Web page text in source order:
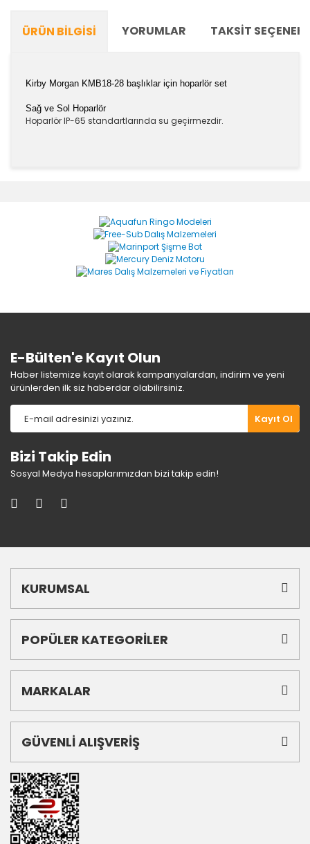
ÜRÜN BILGISI YORUMLAR TAKSIT
Kirby Morgan KMB18-28 başlıklar için hoparlör set
Sağ ve Sol Hoparlör
Hoparlör IP-65 standartlarında su geçirmezdir.
Yorum Yaz
Ürün resmi kalitesiz, bozuk veya görüntülenemiyor.
Ürün açıklamasında eksik bilgiler bulunuyor.
Ürün bilgilerinde hatalar bulunuyor.
E-Bülten'e Kayıt Olun
Haber listemize kayıt olarak kampanyalardan, indirim ve yeni
ürünlerden ilk siz haberdar olabilirsiniz.
Kayıt Ol
Bizi Takip Edin
Sosyal Medya hesaplarımızdan bizi takip edin!
KURUMSAL
POPÜLER KATEGORİLER
MARKALAR
GÜVENLİ ALIŞVERİŞ